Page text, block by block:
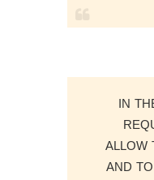
“IN
ALLOW
AND